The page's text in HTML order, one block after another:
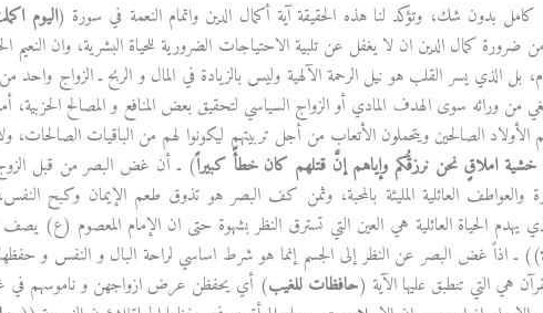
بدون شك، وتؤكد لنا هذه الحقيقة آية أكمال الدين واتمام النعمة في سورة (اليوم
كمال الدين ان لا يغفل عن تلبية الاحتياجات الضرورية للحياة البشرية، وان النعيم
بل الذي يسر القلب هو نيل الرحمة الآلهية وليس بالزيادة في المال و الربح ـ الزواج واحد
من ورائه سوى الهدف المادي أو الزواج السياسي لتحقيق بعض المنافع و المصالح الحزبية،
الأولاد الصالحين ويتحملون الأتعاب من أجل تربيتهم ليكونوا لهم من الباقيات الصالحات،
خشية املاقٍ نحن نرزقُكم وإياهم إنَّ قتلهم كان خطأً كبيراً) ـ أن غض البصر من قبل الزوج
والعواطف العائلية المليئة بالمحبة، وثمن كف البصر هو تذوق طعم الإيمان وكبح
يهدم الحياة العائلية هي العين التي تسترق النظر بشهوة حتى ان الإمام المعصوم (ع)
)) ـ اذاً غض البصر عن النظر إلى الجسم إنما هو شرط اساسي لراحة البال و النفس و حفظها
هي التي تنطبق عليها الآية (حافظات للغيب) أي يحفظن عرض ازواجهن و ناموسهم في